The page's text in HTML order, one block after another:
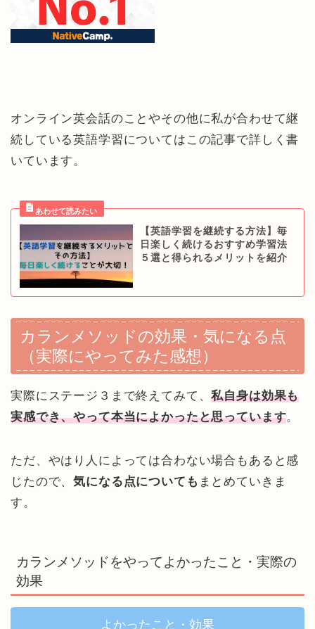
オンライン英会話のことやその他に私が合わせて継
続している英語学習についてはこの記事で詳しく書
いています。
【英語学習を継続する方法】毎
日楽しく続けるおすすめ学習法
５選と得られるメリットを紹介
カランメソッドの効果・気になる点
（実際にやってみた感想）
実際にステージ３まで終えてみて、私自身は効果も
実感でき、やって本当によかったと思っています。
ただ、やはり人によっては合わない場合もあると感
じたので、気になる点についても まとめていきま
す。
カランメソッドをやってよかったこと・実際の
効果
よかったこと・効果